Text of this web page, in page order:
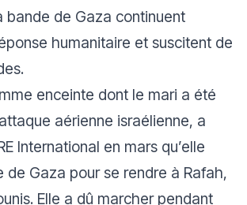
bande de Gaza continuent
humanitaire et suscitent de
enceinte dont le mari a été
aérienne israélienne, a
International en mars qu’elle
de Gaza pour se rendre à Rafah,
Elle a dû marcher pendant